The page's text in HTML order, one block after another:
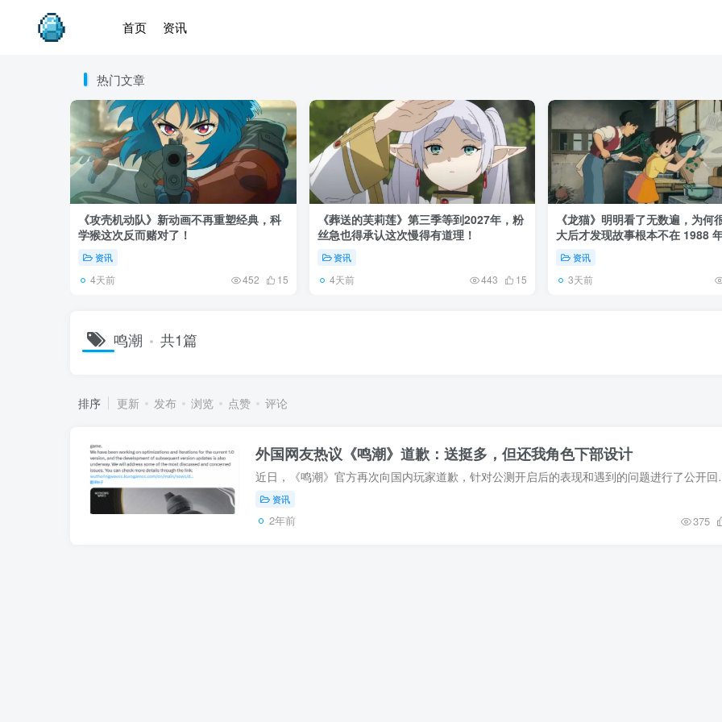
首页 资讯
热门文章
《攻壳机动队》新动画不再重塑经典，科
学猴这次反而赌对了！
资讯
4天前 452 15
《葬送的芙莉莲》第三季等到2027年，粉
丝急也得承认这次慢得有道理！
资讯
4天前 443 15
《龙猫》明明看了无数遍，为何
大后才发现故事根本不在 1988
资讯
3天前
鸣潮 共1篇
排序 更新 发布 浏览 点赞 评论
外国网友热议《鸣潮》道歉：送挺多，但还我角色下部设计
近日，《鸣潮》官方再次向国内玩家道歉
资讯
2年前 375